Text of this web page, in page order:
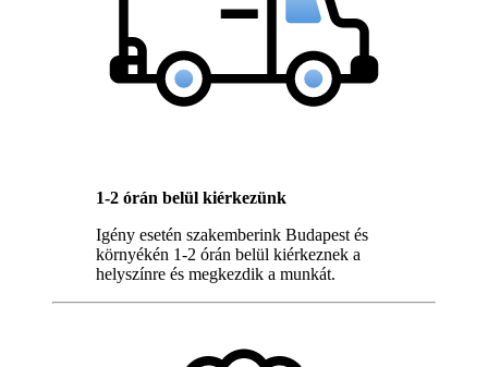
1-2 órán belül kiérkezünk
Igény esetén szakemberink Budapest és
környékén 1-2 órán belül kiérkeznek a
helyszínre és megkezdik a munkát.